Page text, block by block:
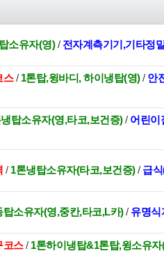
소유자(영)/ 전자계측기기,기타정
스/ 1톤탑,윙바디, 하이냉탑(영)/ 안
탑소유자(영,타코,보건증)/ 어린이
/ 1톤냉탑소유자(타코,보건증)/ 급
탑소유자(영,중칸,타코,L카)/ 유명식
코스/ 1톤하이냉탑&1톤탑,윙소유자